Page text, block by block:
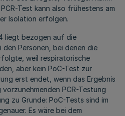
Test kann also frühestens am
Isolation erfolgen.
liegt bezogen auf die
Personen, bei denen die
weil respiratorische
aber kein PoC-Test zur
erst endet, wenn das Ergebnis
PCR-Testung
zu Grunde: PoC-Tests sind im
Es wäre bei dem